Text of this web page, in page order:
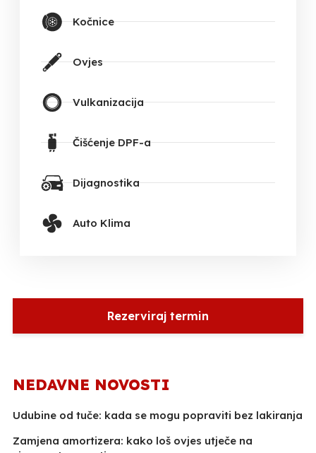
Kočnice
Ovjes
Vulkanizacija
Čišćenje DPF-a
Dijagnostika
Auto Klima
Rezerviraj termin
NEDAVNE NOVOSTI
Udubine od tuče: kada se mogu popraviti bez lakiranja
Zamjena amortizera: kako loš ovjes utječe na